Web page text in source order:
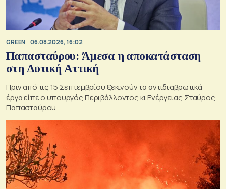
GREEN 06.08.2026, 16:02
Παπασταύρου: Άμεσα η αποκατάσταση
στη Δυτική Αττική
Πριν από τις 15 Σεπτεμβρίου ξεκινούν τα αντιδιαβρωτικά
έργα είπε ο υπουργός Περιβάλλοντος κι Ενέργειας Σταύρος
Παπασταύρου